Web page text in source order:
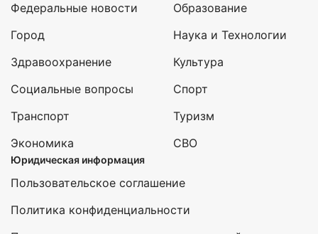
Федеральные новости
Город
Здравоохранение
Социальные вопросы
Транспорт
Экономика
Образование
Наука и Технологии
Культура
Спорт
Туризм
СВО
Юридическая информация
Пользовательское соглашение
Политика конфиденциальности